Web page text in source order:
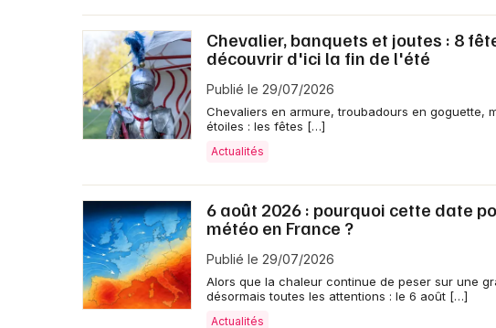
Chevalier, banquets et joutes : 8
découvrir d'ici la fin de l'été
Publié le 29/07/2026
Chevaliers en armure, troubadours en goguette,
étoiles : les fêtes […]
Actualités
6 août 2026 : pourquoi cette date
météo en France ?
Publié le 29/07/2026
Alors que la chaleur continue de peser sur une
désormais toutes les attentions : le 6 août […]
Actualités